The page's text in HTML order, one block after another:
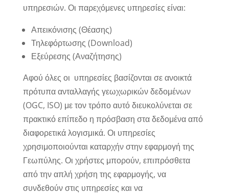
υπηρεσιών. Οι παρεχόμενες υπηρεσίες είναι:
Απεικόνισης (Θέασης)
Τηλεφόρτωσης (Download)
Εξεύρεσης (Αναζήτησης)
Αφού όλες οι υπηρεσίες βασίζονται σε ανοικτά
πρότυπα ανταλλαγής γεωχωρικών δεδομένων
(OGC, ISO) με τον τρόπο αυτό διευκολύνεται σε
πρακτικό επίπεδο η πρόσβαση στα δεδομένα από
διαφορετικά λογισμικά. Οι υπηρεσίες
χρησιμοποιούνται καταρχήν στην εφαρμογή της
Γεωπύλης. Οι χρήστες μπορούν, επιπρόσθετα
από την απλή χρήση της εφαρμογής, να
συνδεθούν στις υπηρεσίες και να